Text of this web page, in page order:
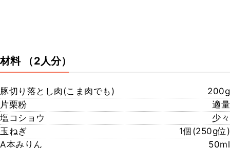
材料 （2人分）
豚切り落とし肉(こま肉でも)
200g
片栗粉
適量
塩コショウ
少々
玉ねぎ
1個(250g位)
A本みりん
50ml